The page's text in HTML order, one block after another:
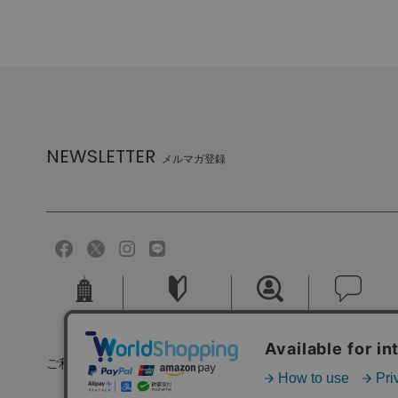
NEWSLETTER メルマガ登録
会社概要 ご利用ガイド 採用情報 お問い合せ
ご利用規約 個人情報保護方針